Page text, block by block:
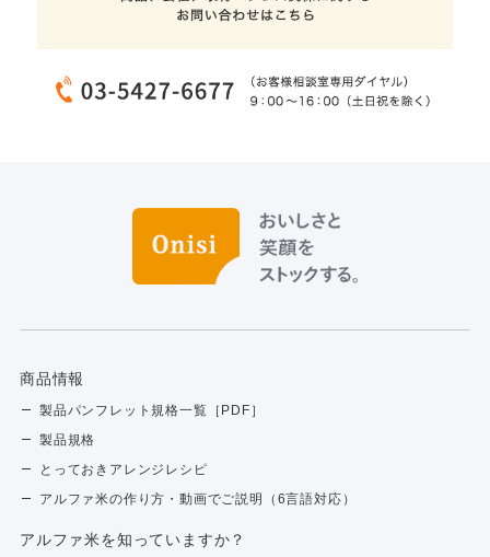
商品情報
製品パンフレット規格一覧［PDF］
製品規格
とっておきアレンジレシピ
アルファ米の作り方・動画でご説明（6言語対応）
アルファ⽶を知っていますか？